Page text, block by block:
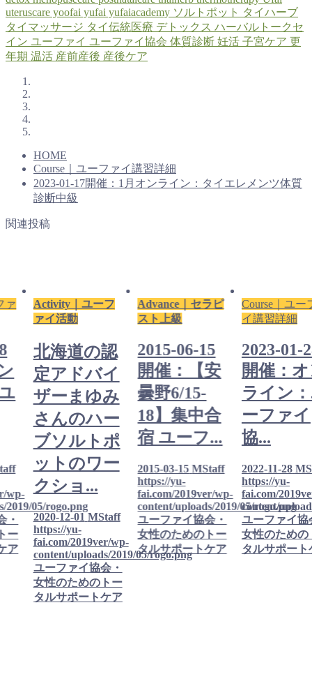
uteruscare yoofai yufai yufaiacademy ソルトポット タイハーブ
タイマッサージ タイ伝統医療 デトックス ハーバルトークセ
イン ユーファイ ユーファイ協会 体質診断 妊活 子宮ケア 更
年期 温活 産前産後 産後ケア
HOME
Course｜ユーファイ講習詳細
2023-01-17開催：1月オンライン：タイエレメンツ体質
診断中級
関連投稿
ァ
wp-
2019/05/rogo.png
・
ー
ア
Activity｜ユーフ
ァイ活動
北海道の認
定アドバイ
ザーまゆみ
さんのハー
ブソルトポ
ットのワー
クショ...
2020-12-01 MStaff
https://yu-
fai.com/2019ver/wp-
content/uploads/2019/05/rogo.png
ユーファイ協会・
女性のためのトー
タルサポートケア
Advance｜セラピ
スト上級
2015-06-15
開催：【安
曇野6/15-
18】集中合
宿 ユーフ...
2015-03-15 MStaff
https://yu-
fai.com/2019ver/wp-
content/uploads/2019/05/rogo.png
ユーファイ協会・
女性のためのトー
タルサポートケア
Course｜ユー
イ講習詳細
2023-01-
開催：
ライン
ーファイ
協...
2022-11-28
https://yu-
fai.com/
content/
ユーファイ協
女性のための
タルサポート